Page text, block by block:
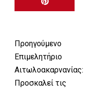
Προηγούμενο
Επιμελητήριο
Αιτωλοακαρνανίας:
Προσκαλεί τις